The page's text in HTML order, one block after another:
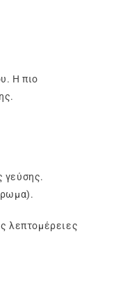
Η πιο
γεύσης.
λεπτομέρειες